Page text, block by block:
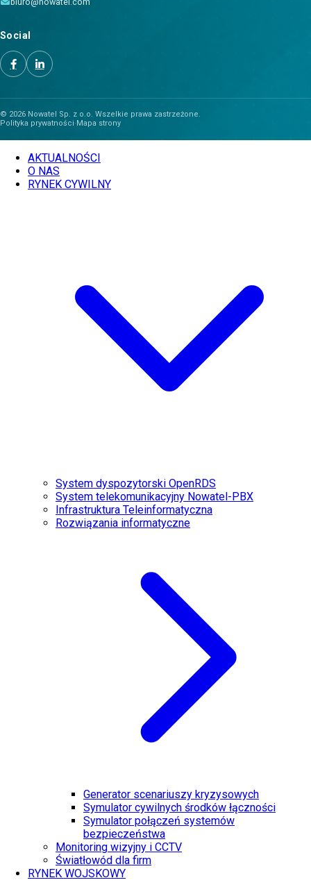
Social
© 2026 Nowatel Sp. z o.o. Wszelkie prawa zastrzeżone.
Polityka prywatności·Mapa strony
AKTUALNOŚCI
O NAS
RYNEK CYWILNY
System dyspozytorski OpenRDS
System telekomunikacyjny Nowatel-PBX
Infrastruktura Teleinformatyczna
Rozwiązania informatyczne
Generator scenariuszy kryzysowych
Symulator cywilnych środków łączności
Symulator połączeń systemów
bezpieczeństwa
Monitoring wizyjny i CCTV
Światłowód dla firm
RYNEK WOJSKOWY